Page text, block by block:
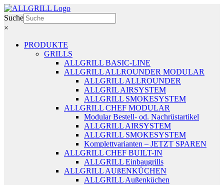
Zum
Inhalt
springen
Suche
×
PRODUKTE
GRILLS
ALLGRILL BASIC-LINE
ALLGRILL ALLROUNDER MODULAR
ALLGRILL ALLROUNDER
ALLGRIL AIRSYSTEM
ALLGRILL SMOKESYSTEM
ALLGRILL CHEF MODULAR
Modular Bestell- od. Nachrüstartikel
ALLGRILL AIRSYSTEM
ALLGRILL SMOKESYSTEM
Komplettvarianten – JETZT SPAREN
ALLGRILL CHEF BUILT-IN
ALLGRILL Einbaugrills
ALLGRILL AUßENKÜCHEN
ALLGRILL Außenküchen